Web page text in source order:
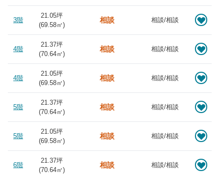
3階
21.05坪
(69.58㎡)
相談 相談/相談
4階
21.37坪
(70.64㎡)
相談 相談/相談
4階
21.05坪
(69.58㎡)
相談 相談/相談
5階
21.37坪
(70.64㎡)
相談 相談/相談
5階
21.05坪
(69.58㎡)
相談 相談/相談
6階
21.37坪
(70.64㎡)
相談 相談/相談